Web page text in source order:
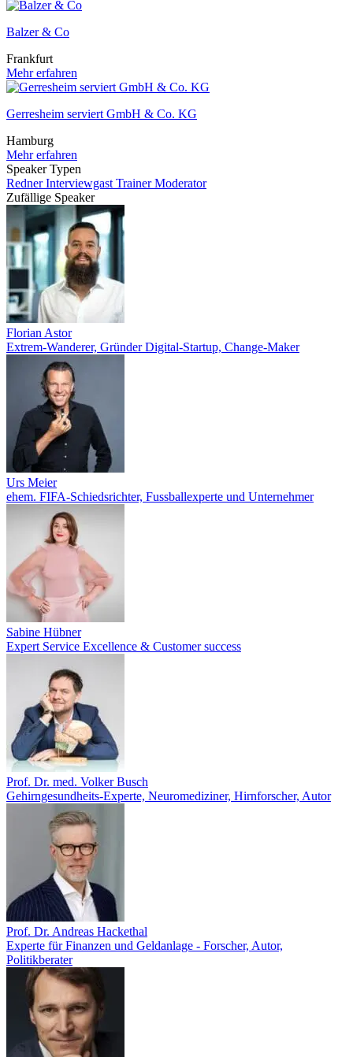
Balzer & Co
Frankfurt
Mehr erfahren
Gerresheim serviert GmbH & Co. KG
Hamburg
Mehr erfahren
Speaker Typen
RednerInterviewgast TrainerModerator
Zufällige Speaker
Florian Astor
Extrem-Wanderer, Gründer Digital-Startup, Change-Maker
Urs Meier
ehem. FIFA-Schiedsrichter, Fussballexperte und Unternehmer
Sabine Hübner
Expert Service Excellence & Customer success
Prof. Dr. med. Volker Busch
Gehirngesundheits-Experte, Neuromediziner, Hirnforscher, Autor
Prof. Dr. Andreas Hackethal
Experte für Finanzen und Geldanlage - Forscher, Autor,
Politikberater